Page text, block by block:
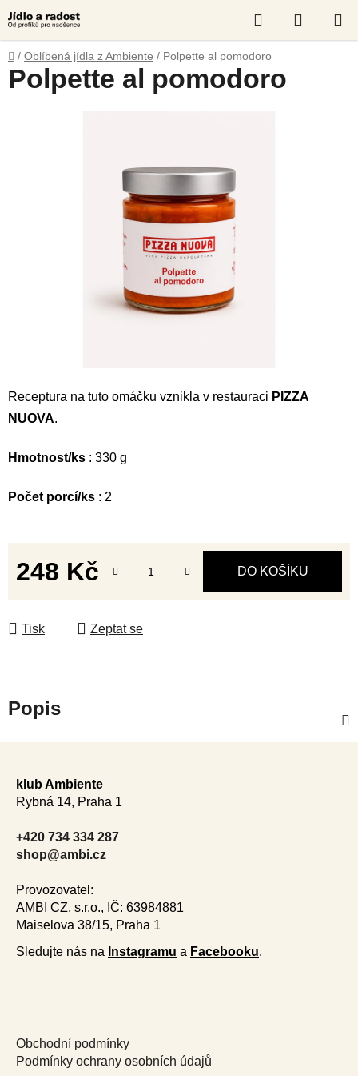
na
obsah
Hledat
KOŠÍK
Domů
/ Oblíbená jídla z Ambiente / Polpette al pomodoro
Receptura na tuto omáčku vznikla v restauraci PIZZA
NUOVA.
Hmotnost/ks : 330 g
Počet porcí/ks : 2
248 Kč DO KOŠÍKU
Tisk Zeptat se
Polpette al pomodoro
Popis
klub Ambiente
Rybná 14, Praha 1
+420 734 334 287
shop@ambi.cz
Provozovatel:
AMBI CZ, s.r.o., IČ: 63984881
Maiselova 38/15, Praha 1
Sledujte nás na Instagramu a Facebooku.
Obchodní podmínky
Podmínky ochrany osobních údajů